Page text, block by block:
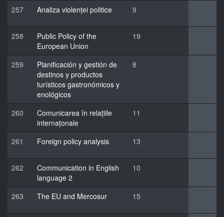
257 Analiza violenței politice 9
258
Public Policy of the
European Union
19
259
Planificación y gestión de
destinos y productos
turísticos gastronómicos y
enológicos
8
260
Comunicarea în relațiile
internațonale
11
261 Foreign policy analysis 13
262
Communication in English
language 2
10
263 The EU and Mercosur 15